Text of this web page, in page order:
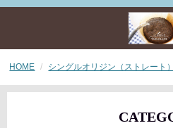
HOME シングルオリジン（ストレート）